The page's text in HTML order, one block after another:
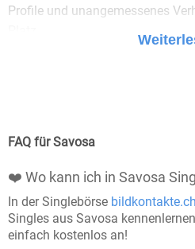
Profile und unangemessenes
großen Wert auf
Manuell geprüfte Profile
jedes Profil sorgfältig
überprüft, bevor es
FAQ für Savosa
❤️ Wo kann ich in Savosa
In der Singlebörse bildkontakte.ch
Singles aus Savosa
einfach kostenlos an!